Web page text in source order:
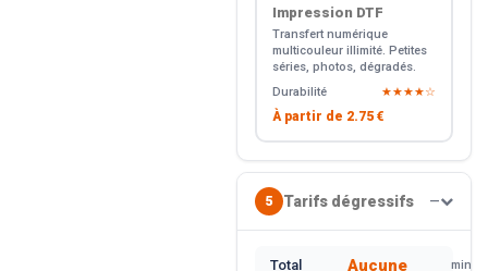
Impression DTF
Transfert numérique
multicouleur illimité. Petites
séries, photos, dégradés.
Durabilité
★★★★☆
À partir de 2.75 €
5 Tarifs dégressifs —
Total Aucune min.